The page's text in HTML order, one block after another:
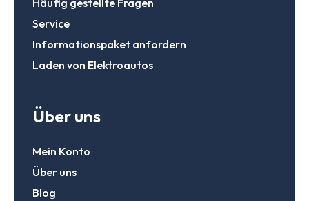
Häufig gestellte Fragen
Service
Informationspaket anfordern
Laden von Elektroautos
Über uns
Mein Konto
Über uns
Blog